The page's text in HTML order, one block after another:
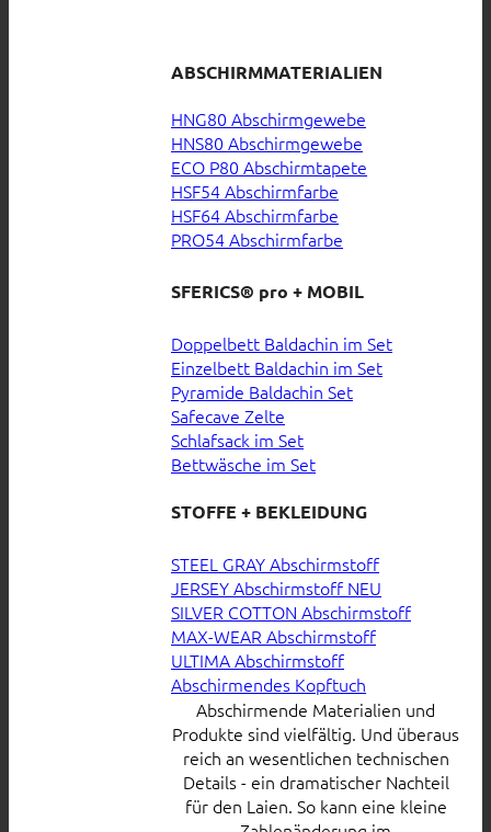
ABSCHIRMMATERIALIEN
HNG80 Abschirmgewebe
HNS80 Abschirmgewebe
ECO P80 Abschirmtapete
HSF54 Abschirmfarbe
HSF64 Abschirmfarbe
PRO54 Abschirmfarbe
SFERICS® pro + MOBIL
Doppelbett Baldachin im Set
Einzelbett Baldachin im Set
Pyramide Baldachin Set
Safecave Zelte
Schlafsack im Set
Bettwäsche im Set
STOFFE + BEKLEIDUNG
STEEL GRAY Abschirmstoff
JERSEY Abschirmstoff
SILVER COTTON Abschirmstoff
MAX-WEAR Abschirmstoff
ULTIMA Abschirmstoff
Abschirmendes Kopftuch
Abschirmende Materialien und
Produkte sind vielfältig. Und überaus
reich an wesentlichen technischen
Details - ein dramatischer Nachteil
für den Laien. So kann eine kleine